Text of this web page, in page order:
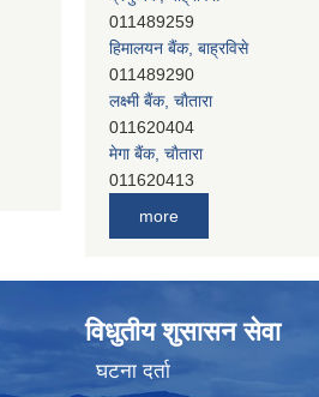
हिमालयन बैंक, बाह्रविसे
011489290
लक्ष्मी बैंक, चाैतारा
011620404
मेगा बैंक, चाैतारा
011620413
जनता बैंक, चाैतारा
011620406
देव विकास बैंक, बाह्रविसे
011401005
सिभिल बैंक, मेलम्ची
011401055
नेपाल क्रेडिट एण्ड कमर्स बैंक, चाैतारा
more
विधुतीय शुसासन सेवा
घटना दर्ता